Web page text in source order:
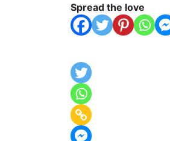
Spread the love